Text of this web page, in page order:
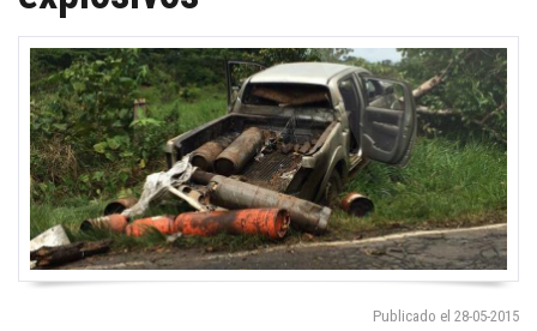
Publicado el 28-05-2015